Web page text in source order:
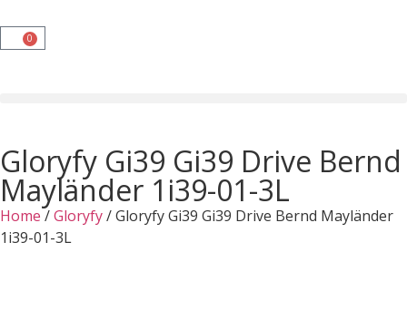
0
Gloryfy Gi39 Gi39 Drive Bernd
Mayländer 1i39-01-3L
Home /Gloryfy/ Gloryfy Gi39 Gi39 Drive Bernd Mayländer
1i39-01-3L